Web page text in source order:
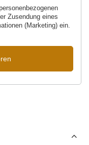
Zusendung eines
(Marketing) ein.